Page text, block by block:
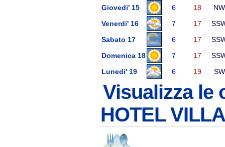
Giovedi' 15
6 18
NW
Venerdi' 16
7 17
Sabato 17
6 17
Domenica 18
7 17
Lunedi' 19
6 19 SW
Visualizza le
HOTEL